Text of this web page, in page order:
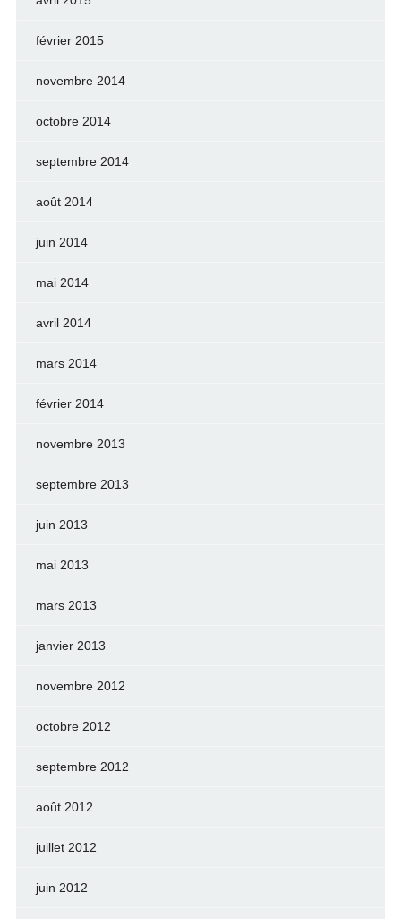
février 2015
novembre 2014
octobre 2014
septembre 2014
août 2014
juin 2014
mai 2014
avril 2014
mars 2014
février 2014
novembre 2013
septembre 2013
juin 2013
mai 2013
mars 2013
janvier 2013
novembre 2012
octobre 2012
septembre 2012
août 2012
juillet 2012
juin 2012